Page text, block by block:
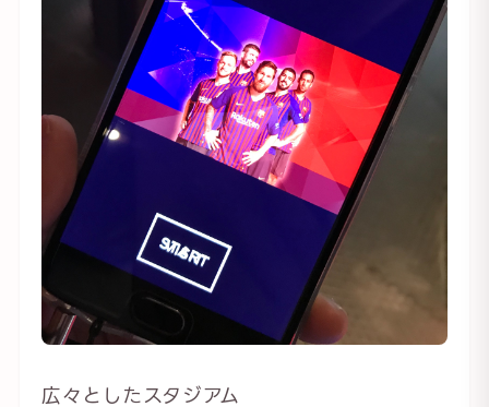
広々としたスタジアム